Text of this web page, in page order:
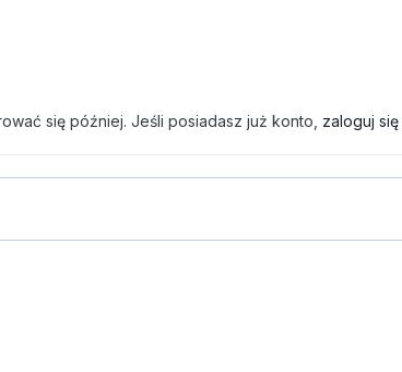
się później. Jeśli posiadasz już konto, zaloguj się